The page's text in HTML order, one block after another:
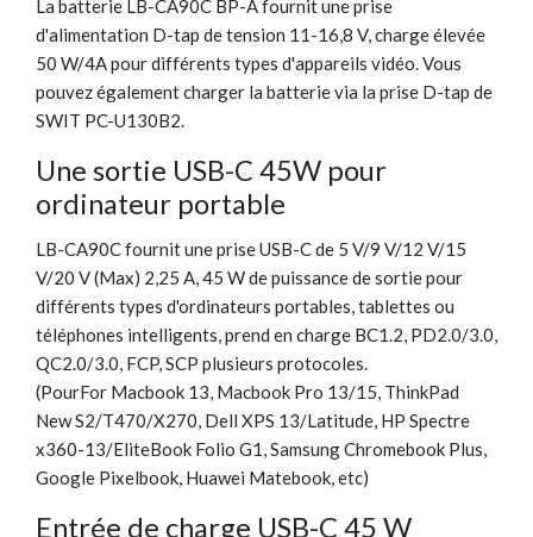
La batterie LB-CA90C BP-A fournit une prise
d'alimentation D-tap de tension 11-16,8 V, charge élevée
50 W/4A pour différents types d'appareils vidéo. Vous
pouvez également charger la batterie via la prise D-tap de
SWIT PC-U130B2.
Une sortie USB-C 45W pour
ordinateur portable
LB-CA90C fournit une prise USB-C de 5 V/9 V/12 V/15
V/20 V (Max) 2,25 A, 45 W de puissance de sortie pour
différents types d'ordinateurs portables, tablettes ou
téléphones intelligents, prend en charge BC1.2, PD2.0/3.0,
QC2.0/3.0, FCP, SCP plusieurs protocoles.
(PourFor Macbook 13, Macbook Pro 13/15, ThinkPad
New S2/T470/X270, Dell XPS 13/Latitude, HP Spectre
x360-13/EliteBook Folio G1, Samsung Chromebook Plus,
Google Pixelbook, Huawei Matebook, etc)
Entrée de charge USB-C 45 W